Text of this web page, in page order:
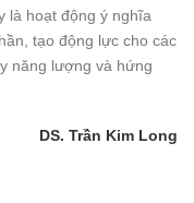
là hoạt động ý nghĩa
tạo động lực cho các
năng lượng và hứng
DS. Trần Kim Long